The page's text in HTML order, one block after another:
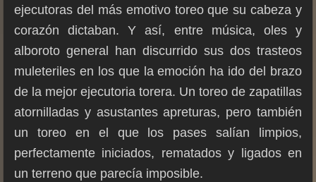
ejecutoras del más emotivo toreo que su cabeza y
corazón dictaban. Y así, entre música, oles y
alboroto general han discurrido sus dos trasteos
muleteriles en los que la emoción ha ido del brazo
de la mejor ejecutoria torera. Un toreo de zapatillas
atornilladas y asustantes apreturas, pero también
un toreo en el que los pases salían limpios,
perfectamente iniciados, rematados y ligados en
un terreno que parecía imposible.